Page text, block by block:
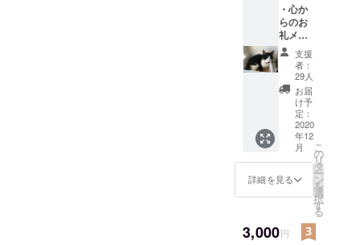
・心か
らのお
礼メー
ル ・写
真2枚添
付（ラ
ンダ
ム） ・
「活動
報告」
機能を
使い、
経過報
告をい
たしま
す。
支援
者：
29人
お届
け予
定：
2020
年12
月
詳細を見る
こ
の
リ
タ
ー
ン
を
選
択
す
る
3,000円